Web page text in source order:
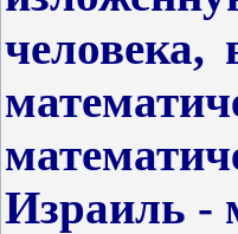
Израиль -